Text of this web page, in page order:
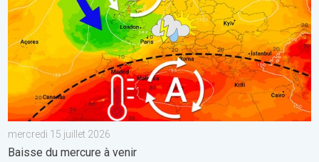
mercredi 15 juillet 2026
Baisse du mercure à venir